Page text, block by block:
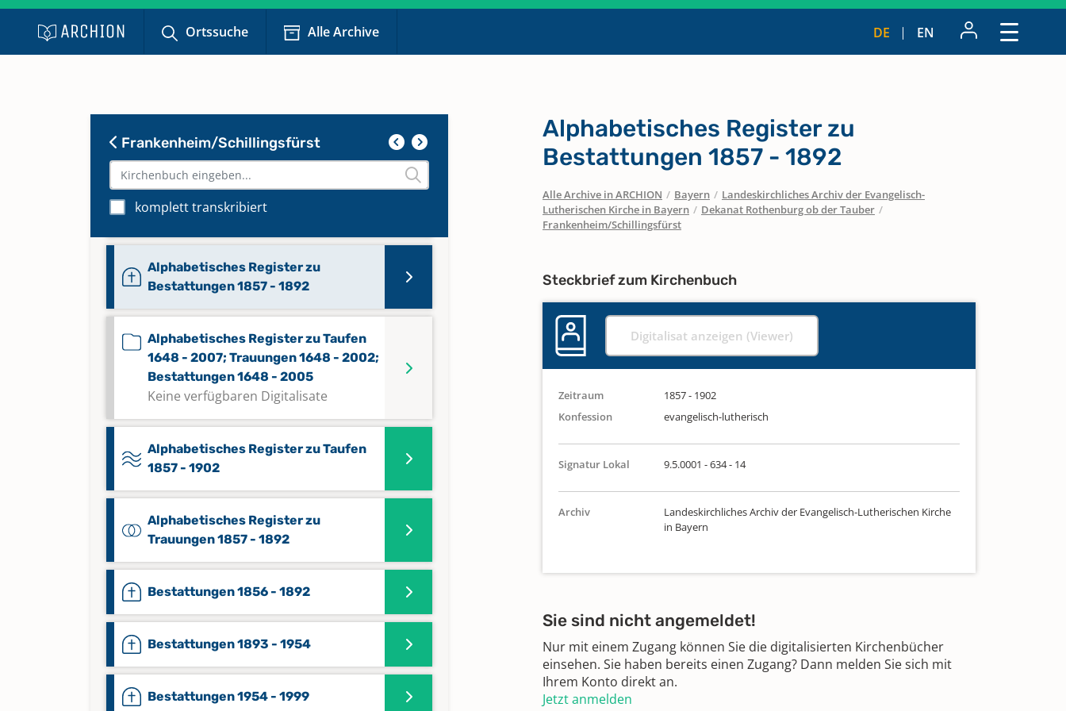
Ortssuche Alle Archive DE EN
Frankenheim/Schillingsfürst
komplett transkribiert
Keine verfügbaren Digitalisate
Abendmahl 1957 - 1990
Keine verfügbaren Digitalisate
Alphabetisches Register zu
Bestattungen 1857 - 1892
Alphabetisches Register zu Taufen
1648 - 2007; Trauungen 1648 - 2002;
Bestattungen 1648 - 2005
Keine verfügbaren Digitalisate
Alphabetisches Register zu Taufen
1857 - 1902
Alphabetisches Register zu
Trauungen 1857 - 1892
Bestattungen 1856 - 1892
Bestattungen 1893 - 1954
Bestattungen 1954 - 1999
Alphabetisches Register zu
Bestattungen 1857 - 1892
Alle Archive in ARCHION / Bayern / Landeskirchliches Archiv der Evangelisch-
Lutherischen Kirche in Bayern / Dekanat Rothenburg ob der Tauber /
Frankenheim/Schillingsfürst
Steckbrief zum Kirchenbuch
Digitalisat anzeigen (Viewer)
Zeitraum
1857 - 1902
Konfession
evangelisch-lutherisch
Signatur Lokal 9.5.0001 - 634 - 14
Archiv
Landeskirchliches Archiv der Evangelisch-Lutherischen Kirche
in Bayern
Sie sind nicht angemeldet!
Nur mit einem Zugang können Sie die digitalisierten Kirchenbücher
einsehen. Sie haben bereits einen Zugang? Dann melden Sie sich mit
Ihrem Konto direkt an.
Jetzt anmelden